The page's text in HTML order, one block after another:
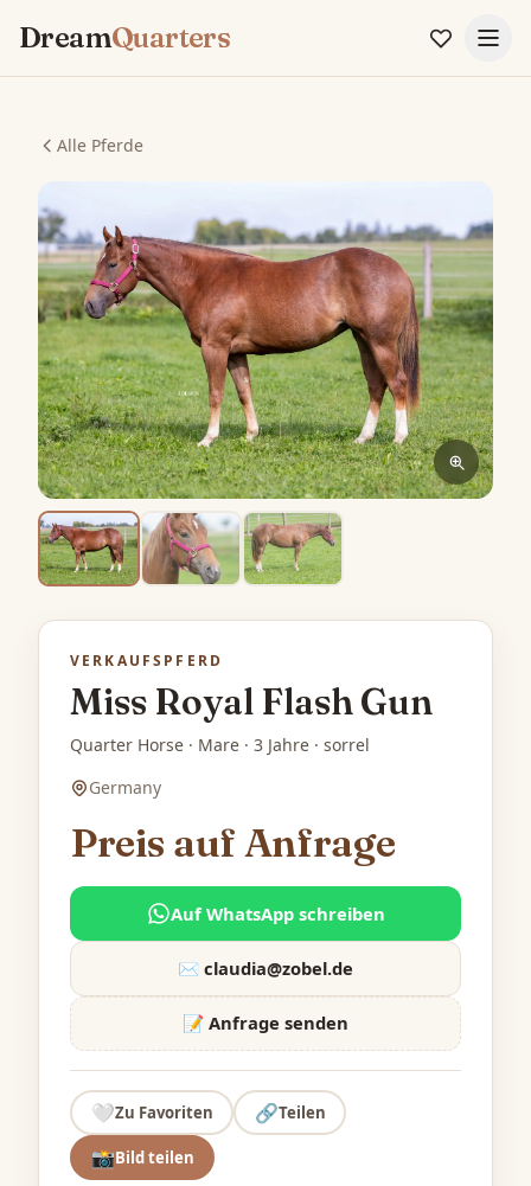
DreamQuarters
Alle Pferde
VERKAUFSPFERD
Miss Royal Flash Gun
Quarter Horse · Mare · 3 Jahre · sorrel
Germany
Preis auf Anfrage
Auf WhatsApp schreiben
✉️ claudia@zobel.de
📝 Anfrage senden
🤍Zu Favoriten 🔗Teilen
📸Bild teilen